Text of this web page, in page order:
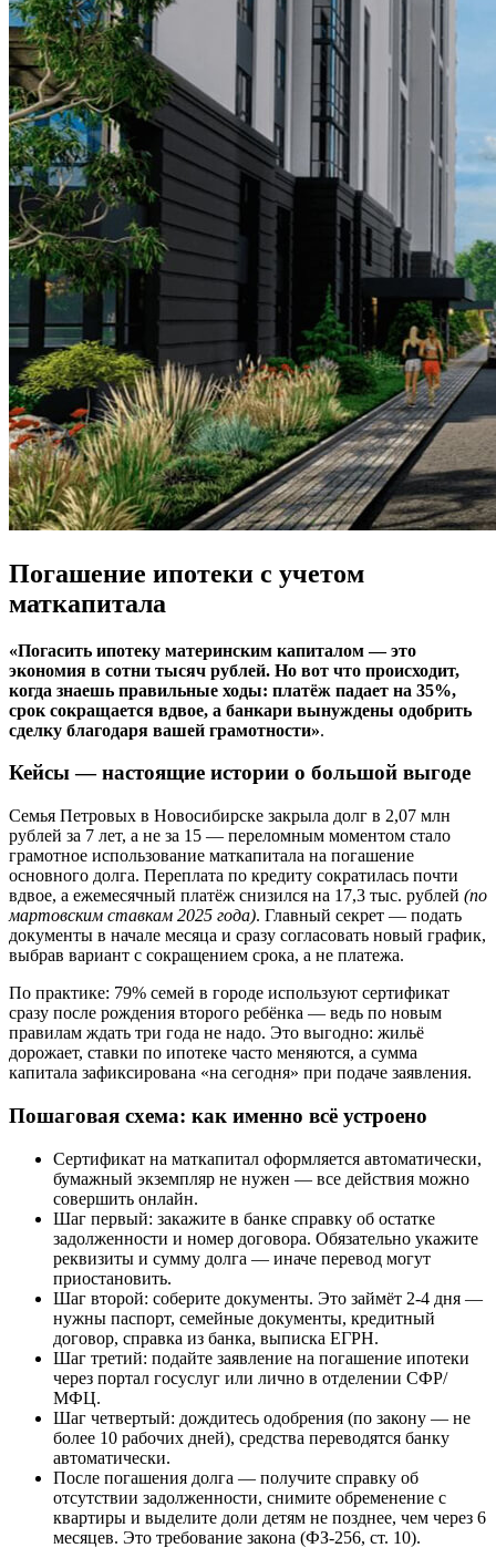
Погашение ипотеки с учетом
маткапитала
«Погасить ипотеку материнским капиталом — это
экономия в сотни тысяч рублей. Но вот что происходит,
когда знаешь правильные ходы: платёж падает на 35%,
срок сокращается вдвое, а банкари вынуждены одобрить
сделку благодаря вашей грамотности».
Кейсы — настоящие истории о большой выгоде
Семья Петровых в Новосибирске закрыла долг в 2,07 млн
рублей за 7 лет, а не за 15 — переломным моментом стало
грамотное использование маткапитала на погашение
основного долга. Переплата по кредиту сократилась почти
вдвое, а ежемесячный платёж снизился на 17,3 тыс. рублей (по
мартовским ставкам 2025 года). Главный секрет — подать
документы в начале месяца и сразу согласовать новый график,
выбрав вариант с сокращением срока, а не платежа.
По практике: 79% семей в городе используют сертификат
сразу после рождения второго ребёнка — ведь по новым
правилам ждать три года не надо. Это выгодно: жильё
дорожает, ставки по ипотеке часто меняются, а сумма
капитала зафиксирована «на сегодня» при подаче заявления.
Пошаговая схема: как именно всё устроено
Сертификат на маткапитал оформляется автоматически,
бумажный экземпляр не нужен — все действия можно
совершить онлайн.
Шаг первый: закажите в банке справку об остатке
задолженности и номер договора. Обязательно укажите
реквизиты и сумму долга — иначе перевод могут
приостановить.
Шаг второй: соберите документы. Это займёт 2-4 дня —
нужны паспорт, семейные документы, кредитный
договор, справка из банка, выписка ЕГРН.
Шаг третий: подайте заявление на погашение ипотеки
через портал госуслуг или лично в отделении СФР/
МФЦ.
Шаг четвертый: дождитесь одобрения (по закону — не
более 10 рабочих дней), средства переводятся банку
автоматически.
После погашения долга — получите справку об
отсутствии задолженности, снимите обременение с
квартиры и выделите доли детям не позднее, чем через 6
месяцев. Это требование закона (ФЗ-256, ст. 10).